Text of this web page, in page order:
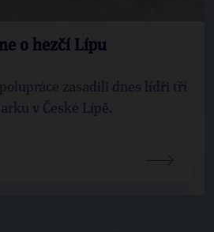
o hezčí Lípu
zasadili dnes lídři tří
v České Lípě.